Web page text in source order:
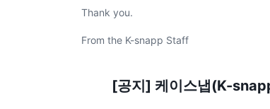
Thank you.
From the K-snapp Staff
[공지] 케이스냅(K-